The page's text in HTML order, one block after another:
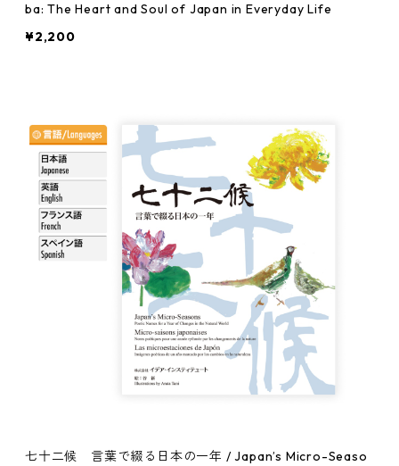
ba: The Heart and Soul of Japan in Everyday Life
¥2,200
七十二候 言葉で綴る日本の一年 / Japan’s Micro-Seaso